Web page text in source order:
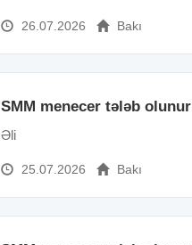
26.07.2026 Bakı
SMM menecer tələb olunur
Əli
25.07.2026 Bakı